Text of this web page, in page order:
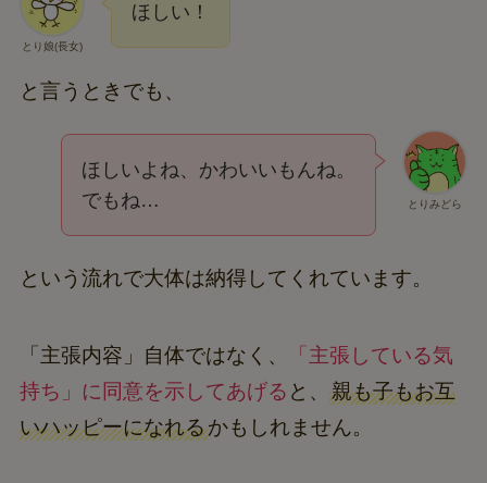
とり娘(長女)
ほしい！
と言うときでも、
とりみどら
ほしいよね、かわいいもんね。
でもね…
という流れで大体は納得してくれています。
「主張内容」自体ではなく、
「主張している気
持ち」に同意を示してあげる と、 親も子もお互
いハッピーになれるかもしれません。